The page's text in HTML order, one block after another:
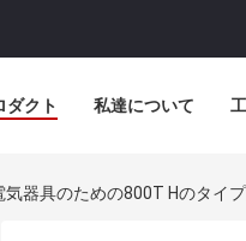
ダクト 私達について
気器具のための800T Hのタイ